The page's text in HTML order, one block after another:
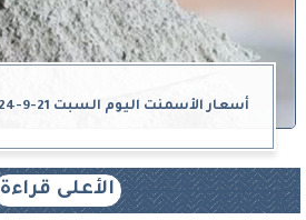
أسعار الأسمنت اليوم السبت 21-9-2024 في محافظة المنيا
الأعلى قراءة